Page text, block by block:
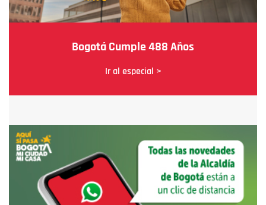
Bogotá Cumple 488 Años
Ir al especial >